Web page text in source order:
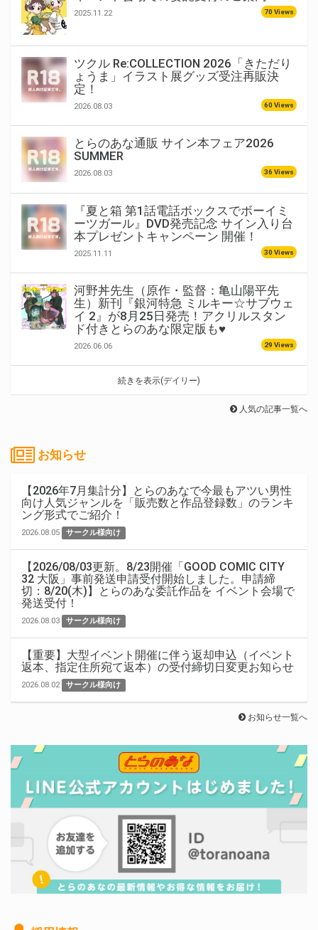
2025.11.22 70 Views
ツクル Re:COLLECTION 2026「きただり
ょうま」イラスト展グッズ受注再販決
定！
2026.08.03 60 Views
とらのあな通販 サイン本フェア2026
SUMMER
2026.08.03 36 Views
『夏と箱 第1話電話ボックスでボーイミ
ーツガール』DVD発売記念 サイン入り台
本プレゼントキャンペーン 開催！
2025.11.11 30 Views
河野丼先生（原作・監督：亀山陽平先
生）新刊『銀河特急 ミルキー☆サブウェ
イ 2』が8月25日発売！アクリルスタン
ド付きとらのあな限定版も♥
2026.06.06 29 Views
続きを表示(デイリー)
人気の記事一覧へ
お知らせ
【2026年7月集計分】とらのあなで今最もアツい男性
向け人気ジャンルを「販売数と作品登録数」のランキ
ング形式でご紹介！
2026.08.05 サークル様向け
【2026/08/03更新。8/23開催「GOOD COMIC CITY
32 大阪」事前発送申請受付開始しました。申請締
切：8/20(木)】とらのあな委託作品を イベント会場で
発送受付！
2026.08.03 サークル様向け
【重要】大型イベント開催に伴う返却申込（イベント
返本、指定住所宛て返本）の受付締切日変更お知らせ
2026.08.02 サークル様向け
お知らせ一覧へ